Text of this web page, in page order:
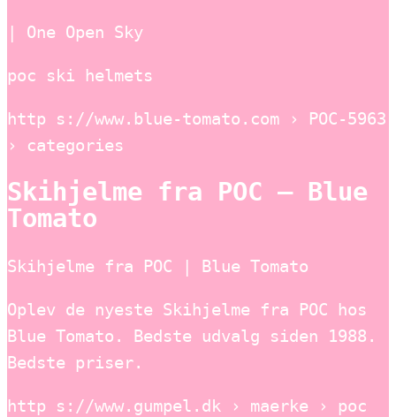
| One Open Sky
poc ski helmets
http s://www.blue-tomato.com › POC-5963
› categories
Skihjelme fra POC – Blue
Tomato
Skihjelme fra POC | Blue Tomato
Oplev de nyeste Skihjelme fra POC hos
Blue Tomato. Bedste udvalg siden 1988.
Bedste priser.
http s://www.gumpel.dk › maerke › poc